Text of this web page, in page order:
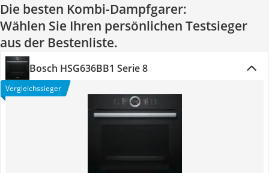
Die besten Kombi-Dampfgarer:
Wählen Sie Ihren persönlichen Testsieger
aus der Bestenliste.
Bosch HSG636BB1 Serie 8
Vergleichssieger